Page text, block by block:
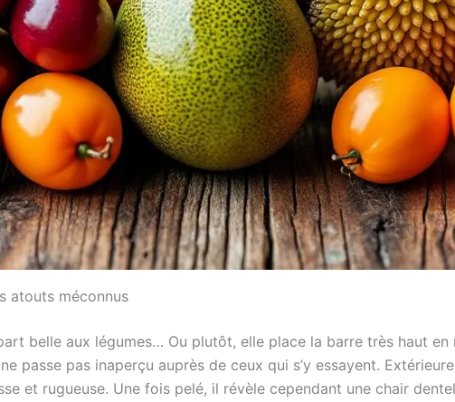
atouts méconnus
belle aux légumes… Ou plutôt, elle place la barre très haut en
passe pas inaperçu auprès de ceux qui s’y essayent.
et rugueuse. Une fois pelé, il révèle cependant une chair